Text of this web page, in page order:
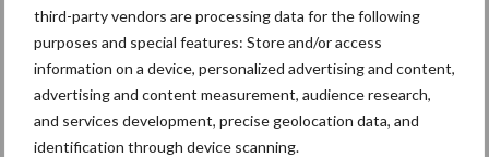
third-party vendors are processing data for the following
purposes and special features: Store and/or access
information on a device, personalized advertising and content,
advertising and content measurement, audience research,
and services development, precise geolocation data, and
identification through device scanning.
Komatsu HM460-6 knikdumper legt
lat opnieuw hoger